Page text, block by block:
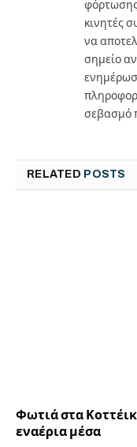
φόρτωσης
κινητές
να
σημείο
σεβασμό
RELATED POSTS
Φωτιά στα
εναέρια μέσα